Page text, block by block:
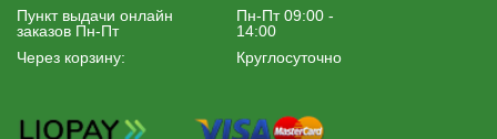
Пункт выдачи онлайн
заказов Пн-Пт
Пн-Пт 09:00 -
14:00
Через корзину:
Круглосуточно